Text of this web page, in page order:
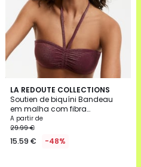
LA REDOUTE COLLECTIONS
Soutien de biquíni Bandeau
em malha com fibra
metalizada
A partir de
29.99 €
15.59 € -48%
5
/
5
2
Cores